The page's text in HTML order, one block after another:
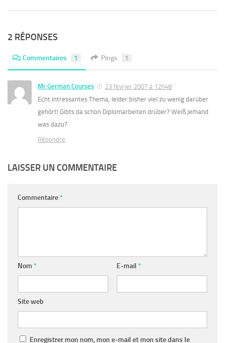
2 RÉPONSES
Commentaires 1 Pings 1
Mr German Courses
23 février 2007 à 12h48
Echt intressantes Thema, leider bisher viel zu wenig darüber
gehört! Gibts da schon Diplomarbeiten drüber? Weiß jemand
was dazu?
Répondre
LAISSER UN COMMENTAIRE
Commentaire*
Nom * E-mail *
Site web
Enregistrer mon nom, mon e-mail et mon site dans le